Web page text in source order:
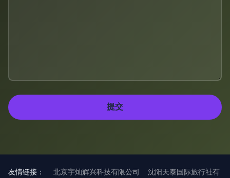
友情链接： 北京宇灿辉兴科技有限公司
沈阳天泰国际旅行社有